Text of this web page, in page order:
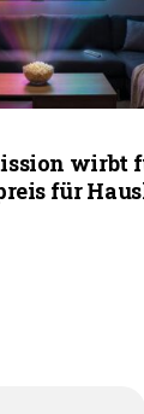
wirbt
für